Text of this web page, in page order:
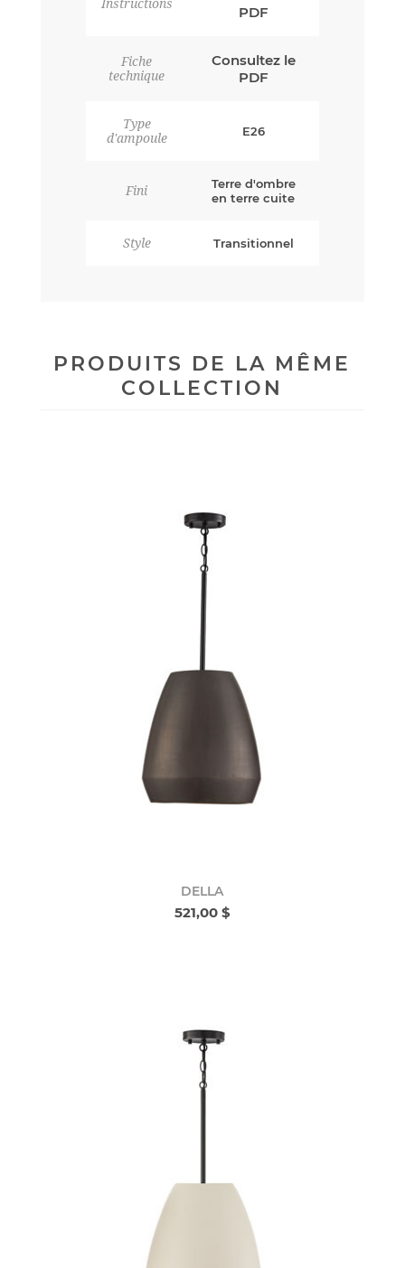
Instructions
PDF
Fiche
technique
Consultez le
PDF
Type
d'ampoule
E26
Fini
Terre d'ombre
en terre cuite
Style Transitionnel
PRODUITS DE LA MÊME
COLLECTION
DELLA
521,00 $